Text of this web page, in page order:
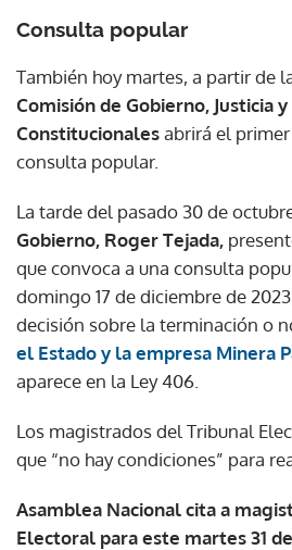
Consulta popular
También hoy martes, a partir de
Comisión de Gobierno, Justicia
Constitucionalesabrirá el
consulta popular.
La tarde del pasado 30 de
Gobierno, Roger Tejada,
que convoca a una consulta
domingo 17 de diciembre de
decisión sobre la terminación o
el Estado y la empresa Minera
aparece en la Ley 406.
Los magistrados del Tribunal
que “no hay condiciones” para
Asamblea Nacional cita a
Electoral para este martes 31